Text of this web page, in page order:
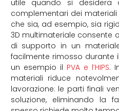
utile quando si desidera
complementari dei
che sia, ad esempio, sia
3D multimateriale consente
di supporto in un
facilmente rimosso durante il
un esempio il PVA e l’HIPS.
materiali riduce
lavorazione: le parti finali
soluzione, eliminando la